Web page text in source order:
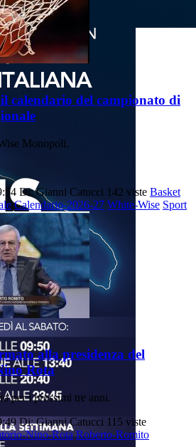
calendario del campionato di
Monopoli.
Di: Gianni Catucci 142 viste Basket
Calendario-2026-27 White-Wise Sport
alla presidenza del
Rota
per i prossimi tre anni.
Di: Gianni Catucci 115 viste
Nino-Rota Roberto-Romito